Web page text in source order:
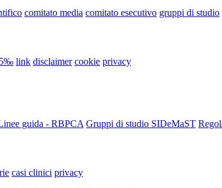
comitato media comitato esecutivo gruppi di studio
5‰ link disclaimer cookie privacy
guida - RBPCA Gruppi di studio SIDeMaST
casi clinici privacy